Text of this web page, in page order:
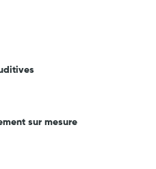
sur mesure